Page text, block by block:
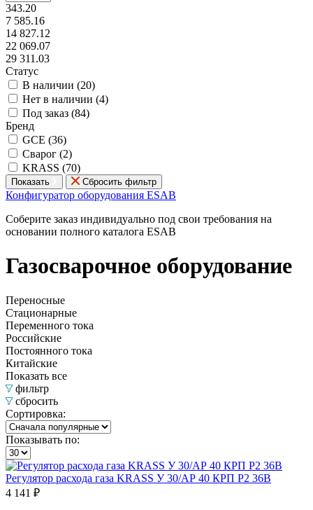
343.20
7 585.16
14 827.12
22 069.07
29 311.03
Статус
В наличии (20)
Нет в наличии (4)
Под заказ (84)
Бренд
GCE (36)
Сварог (2)
KRASS (70)
Показать Сбросить фильтр
Конфигуратор оборудования ESAB
Соберите заказ индивидуально под свои требования на
основании полного каталога ESAB
Газосварочное оборудование
Переносные
Стационарные
Переменного тока
Российские
Постоянного тока
Китайские
Показать все
фильтр
сбросить
Сортировка:
Показывать по:
Регулятор расхода газа KRASS У 30/АР 40 КРП Р2 36В
4 141 ₽